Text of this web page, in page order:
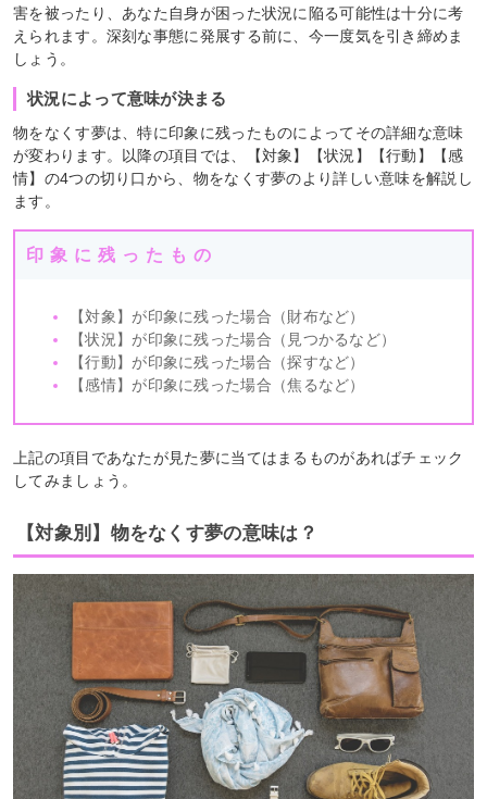
害を被ったり、あなた自身が困った状況に陥る可能性は十分に考
えられます。深刻な事態に発展する前に、今一度気を引き締めま
しょう。
状況によって意味が決まる
物をなくす夢は、特に印象に残ったものによってその詳細な意味
が変わります。以降の項目では、【対象】【状況】【行動】【感
情】の4つの切り口から、物をなくす夢のより詳しい意味を解説し
ます。
印象に残ったもの
【対象】が印象に残った場合（財布など）
【状況】が印象に残った場合（見つかるなど）
【行動】が印象に残った場合（探すなど）
【感情】が印象に残った場合（焦るなど）
上記の項目であなたが見た夢に当てはまるものがあればチェック
してみましょう。
【対象別】物をなくす夢の意味は？